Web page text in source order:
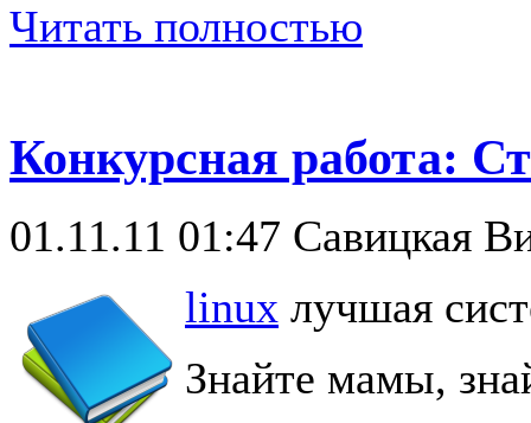
Читать полностью
Конкурсная работа:
01.11.11 01:47 Савицкая
linux лучшая
Знайте мамы,